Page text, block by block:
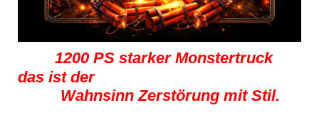
1200 PS starker Monstertruck
das ist der
Wahnsinn Zerstörung mit Stil.